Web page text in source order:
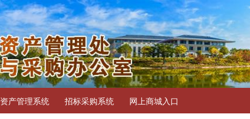
资产管理系统 招标采购系统 网上商城入口